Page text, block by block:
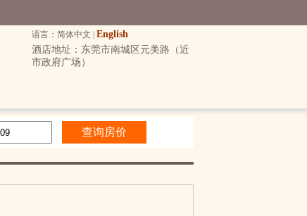
语言：简体中文 | English
酒店地址：东莞市南城区元美路（近
市政府广场）